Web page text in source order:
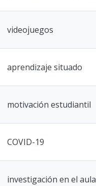
videojuegos
aprendizaje situado
motivación estudiantil
COVID-19
investigación en el aula